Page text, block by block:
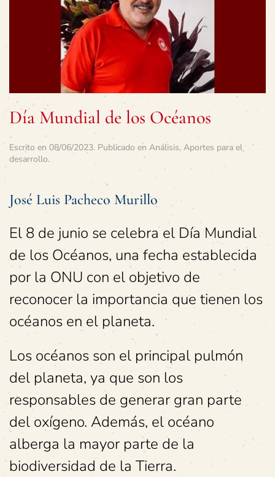
Día Mundial de los Océanos
Escrito en 08/06/2023. Publicado en Análisis, Aportes para el
desarrollo.
José Luis Pacheco Murillo
El 8 de junio se celebra el Día Mundial
de los Océanos, una fecha establecida
por la ONU con el objetivo de
reconocer la importancia que tienen los
océanos en el planeta.
Los océanos son el principal pulmón
del planeta, ya que son los
responsables de generar gran parte
del oxígeno. Además, el océano
alberga la mayor parte de la
biodiversidad de la Tierra.